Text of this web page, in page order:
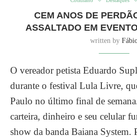
CEM ANOS DE
ASSALTADO EM
written by
O vereador petista Eduardo
durante o festival Lula Livre,
Paulo no último final de
carteira, dinheiro e seu celular
show da banda Baiana System.